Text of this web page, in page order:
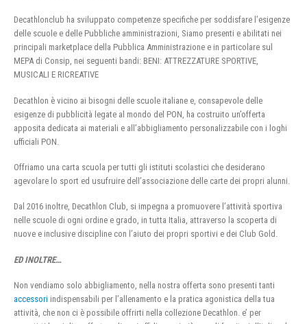
Decathlonclub ha sviluppato competenze specifiche per soddisfare l’esigenze
delle scuole e delle Pubbliche amministrazioni, Siamo presenti e abilitati nei
principali marketplace della Pubblica Amministrazione e in particolare sul
MEPA di Consip, nei seguenti bandi: BENI: ATTREZZATURE SPORTIVE,
MUSICALI E RICREATIVE
Decathlon è vicino ai bisogni delle scuole italiane e, consapevole delle
esigenze di pubblicità legate al mondo del PON, ha costruito un’offerta
apposita dedicata ai materiali e all’abbigliamento personalizzabile con i loghi
ufficiali PON.
Offriamo una carta scuola per tutti gli istituti scolastici che desiderano
agevolare lo sport ed usufruire dell’associazione delle carte dei propri alunni.
Dal 2016 inoltre, Decathlon Club, si impegna a promuovere l’attività sportiva
nelle scuole di ogni ordine e grado, in tutta Italia, attraverso la scoperta di
nuove e inclusive discipline con l’aiuto dei propri sportivi e dei Club Gold.
ED INOLTRE…
Non vendiamo solo abbigliamento, nella nostra offerta sono presenti tanti
accessori indispensabili per l’allenamento e la pratica agonistica della tua
attività, che non ci è possibile offrirti nella collezione Decathlon. e’ per